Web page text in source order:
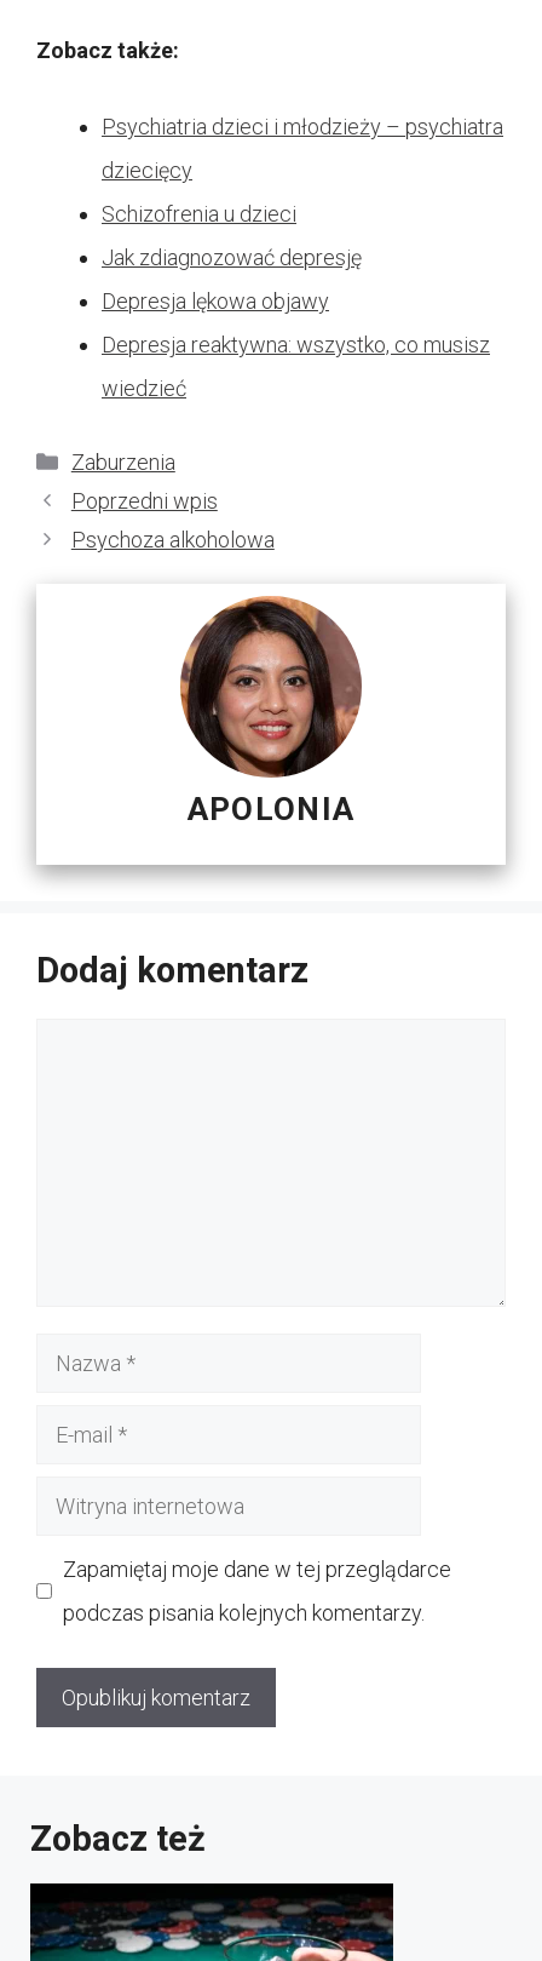
Zobacz także:
Psychiatria dzieci i młodzieży – psychiatra
dziecięcy
Schizofrenia u dzieci
Jak zdiagnozować depresję
Depresja lękowa objawy
Depresja reaktywna: wszystko, co musisz
wiedzieć
Kategorie
Zaburzenia
Poprzedni wpis
Psychoza alkoholowa
APOLONIA
Dodaj komentarz
Nazwa
Witryna
Zapamiętaj moje dane w tej przeglądarce
podczas pisania kolejnych komentarzy.
Zobacz też